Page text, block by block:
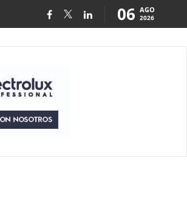
06 AGO
2026